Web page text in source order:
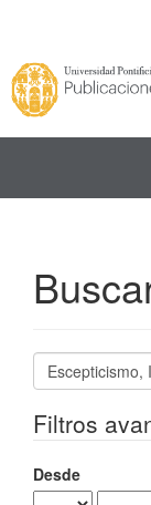
principal
Barra
lateral
Buscar
artículos
Filtros
Desde